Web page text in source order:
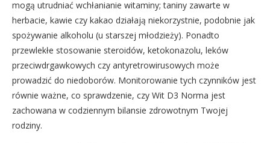
mogą utrudniać wchłanianie witaminy; taniny zawarte w
herbacie, kawie czy kakao działają niekorzystnie, podobnie jak
spożywanie alkoholu (u starszej młodzieży). Ponadto
przewlekłe stosowanie steroidów, ketokonazolu, leków
przeciwdrgawkowych czy antyretrowirusowych może
prowadzić do niedoborów. Monitorowanie tych czynników jest
równie ważne, co sprawdzenie, czy Wit D3 Norma jest
zachowana w codziennym bilansie zdrowotnym Twojej
rodziny.